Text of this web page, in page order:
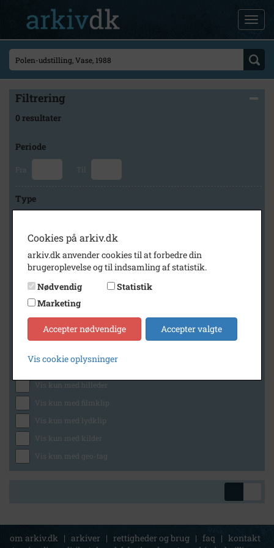
Filtrering
0 resultater
Periode
Fra Til
Type
Arkiv
Brødrene Grams historiske arkiv og museum
Generelt
Vis kun med billeder
Vis kun med filmklip
Vis kun med lydklip
Vis kun med kilder
Vis kun med geo-tag
om arkiv.dk | arkiver | rettigheder og brug | faq | kontakt
Cookies på arkiv.dk
arkiv.dk anvender cookies til at forbedre din
brugeroplevelse og til indsamling af statistik.
Nødvendig
Statistik
Marketing
Accepter nødvendige Accepter valgte
Vis cookie oplysninger